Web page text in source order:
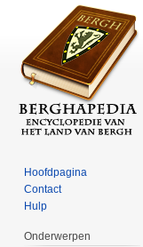
Hoofdpagina
Contact
Hulp
Onderwerpen